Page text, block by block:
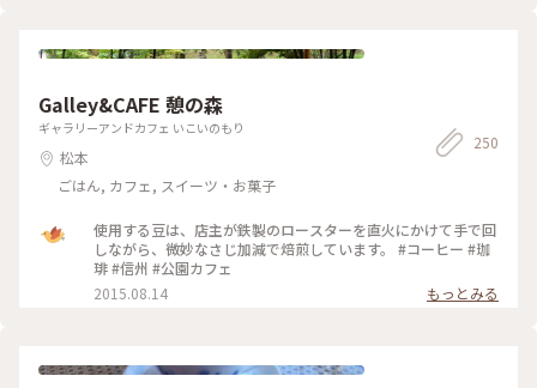
の袋もとっても素敵で、美味しくて癒やしの時間になりました
ト #桃 #ことりっぷ長野 #Myことりっぷ #私のことりっぷ2022
Galley&CAFE 憩の森
ギャラリーアンドカフェ いこいのもり
松本
ごはん, カフェ, スイーツ・お菓子
250
使用する豆は、店主が鉄製のロースターを直火にかけて手で回
しながら、微妙なさじ加減で焙煎しています。 #コーヒー #珈
琲 #信州 #公園カフェ
2015.08.14
もっとみる